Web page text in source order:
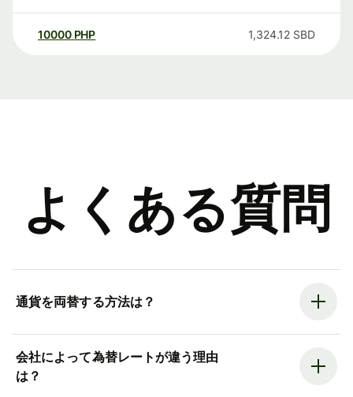
10000 PHP 1,324.12 SBD
よくある質問
通貨を両替する方法は？
会社によって為替レートが違う理由
は？